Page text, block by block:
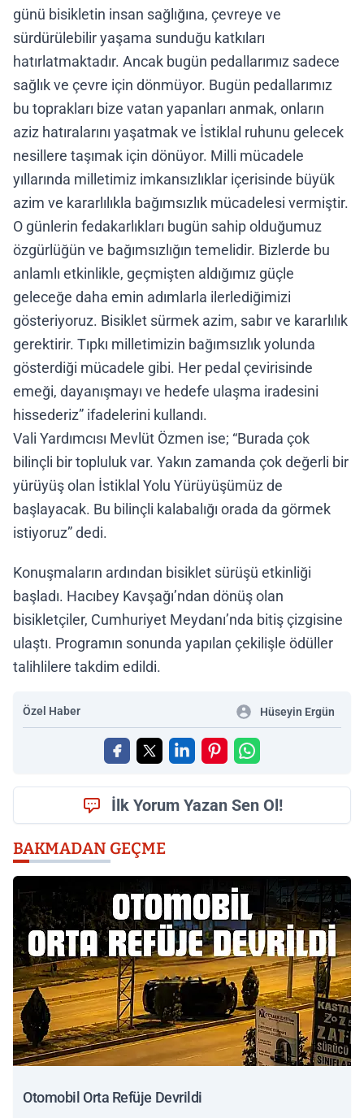
günü bisikletin insan sağlığına, çevreye ve
sürdürülebilir yaşama sunduğu katkıları
hatırlatmaktadır. Ancak bugün pedallarımız sadece
sağlık ve çevre için dönmüyor. Bugün pedallarımız
bu toprakları bize vatan yapanları anmak, onların
aziz hatıralarını yaşatmak ve İstiklal ruhunu gelecek
nesillere taşımak için dönüyor. Milli mücadele
yıllarında milletimiz imkansızlıklar içerisinde büyük
azim ve kararlılıkla bağımsızlık mücadelesi vermiştir.
O günlerin fedakarlıkları bugün sahip olduğumuz
özgürlüğün ve bağımsızlığın temelidir. Bizlerde bu
anlamlı etkinlikle, geçmişten aldığımız güçle
geleceğe daha emin adımlarla ilerlediğimizi
gösteriyoruz. Bisiklet sürmek azim, sabır ve kararlılık
gerektirir. Tıpkı milletimizin bağımsızlık yolunda
gösterdiği mücadele gibi. Her pedal çevirisinde
emeği, dayanışmayı ve hedefe ulaşma iradesini
hissederiz” ifadelerini kullandı.
Vali Yardımcısı Mevlüt Özmen ise; “Burada çok
bilinçli bir topluluk var. Yakın zamanda çok değerli bir
yürüyüş olan İstiklal Yolu Yürüyüşümüz de
başlayacak. Bu bilinçli kalabalığı orada da görmek
istiyoruz” dedi.
Konuşmaların ardından bisiklet sürüşü etkinliği
başladı. Hacıbey Kavşağı’ndan dönüş olan
bisikletçiler, Cumhuriyet Meydanı’nda bitiş çizgisine
ulaştı. Programın sonunda yapılan çekilişle ödüller
talihlilere takdim edildi.
Özel Haber Hüseyin Ergün
İlk Yorum Yazan Sen Ol!
BAKMADAN GEÇME
Otomobil Orta Refüje Devrildi